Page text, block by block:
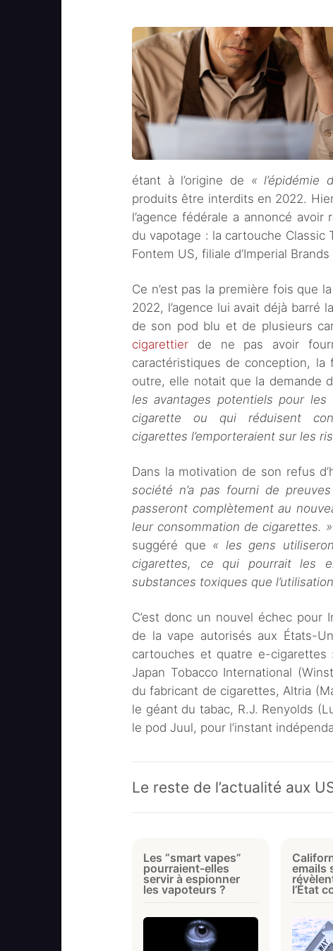
étant à l’origine de « l’épidémie
produits être interdits en 2022.
l’agence fédérale a annoncé
du vapotage : la cartouche Classic
Fontem US, filiale d’Imperial
Ce n’est pas la première fois que
2022, l’agence lui avait déjà barré
de son pod blu et de plusieurs
cigarettier de ne pas avoir
caractéristiques de conception,
outre, elle notait que la demande
les avantages potentiels pour
cigarette ou qui réduisent
cigarettes l’emporteraient sur les
Dans la motivation de son refus
société n’a pas fourni de
passeront complètement au
leur consommation de cigarettes. »
suggéré que « les gens
cigarettes, ce qui pourrait les
substances toxiques que
C’est donc un nouvel échec pour
de la vape autorisés aux États-
cartouches et quatre e-
Japan Tobacco International
du fabricant de cigarettes, Altria
le géant du tabac, R.J. Renyolds
le pod Juul, pour l’instant
Le reste de l’actualité aux
Les “smart vapes”
pourraient-elles
servir à espionner
les vapoteurs ?
emails
l’État